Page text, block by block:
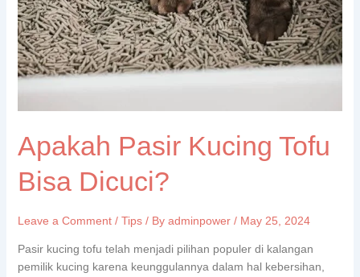
Apakah Pasir Kucing Tofu
Bisa Dicuci?
Leave a Comment / Tips/ By adminpower / May 25, 2024
Pasir kucing tofu telah menjadi pilihan populer di kalangan
pemilik kucing karena keunggulannya dalam hal kebersihan,